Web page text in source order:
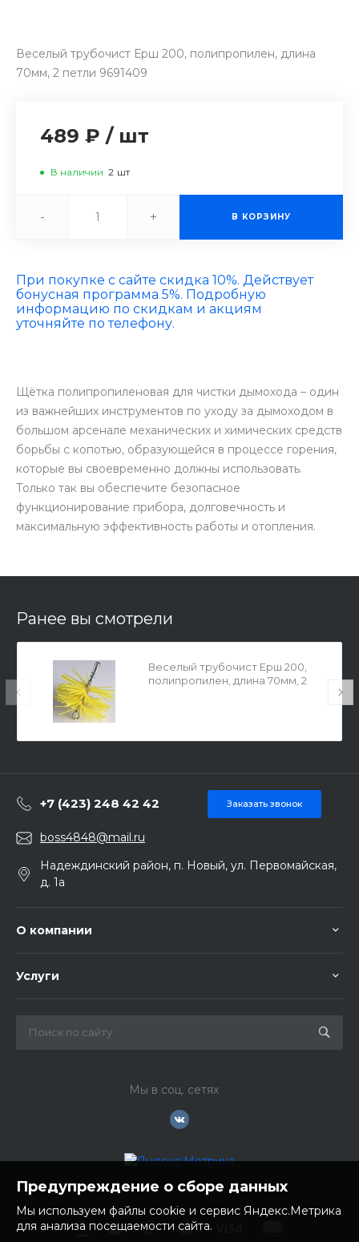
Веселый трубочист Ерш 200, полипропилен, длина
70мм, 2 петли 9691409
489 ₽ / шт
В наличии 2 шт
- + В КОРЗИНУ
При покупке с сайте скидка 10%. Действует
бонусная программа 5%. Подробную
информацию по скидкам и акциям
уточняйте по телефону.
Щётка полипропиленовая для чистки дымохода – один
из важнейших инструментов по уходу за дымоходом в
большом арсенале механических и химических средств
борьбы с копотью, образующейся в процессе горения,
которые вы своевременно должны использовать.
Только так вы обеспечите безопасное
функционирование прибора, долговечность и
максимальную эффективность работы и отопления.
Ранее вы смотрели
Веселый трубочист Ерш 200,
полипропилен, длина 70мм, 2
+7 (423) 248 42 42 Заказать звонок
boss4848@mail.ru
Надеждинский район, п. Новый, ул. Первомайская,
д. 1а
О компании
Услуги
Мы в соц. сетях
Предупреждение о сборе данных
Мы используем файлы cookie и сервис Яндекс.Метрика
для анализа посещаемости сайта.